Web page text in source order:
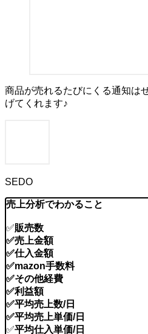
商品が売れるたびにくる通知は
げてくれます♪
SEDO
売上分析でわかること
✅販売数
✅売上金額
✅仕入金額
✅mazon手数料
✅その他経費
✅利益額
✅平均売上数/日
✅平均売上単価/日
✅平均仕入単価/日